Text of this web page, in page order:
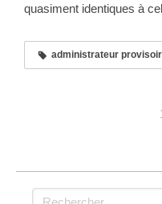
quasiment identiques à
administrateur
Rechercher